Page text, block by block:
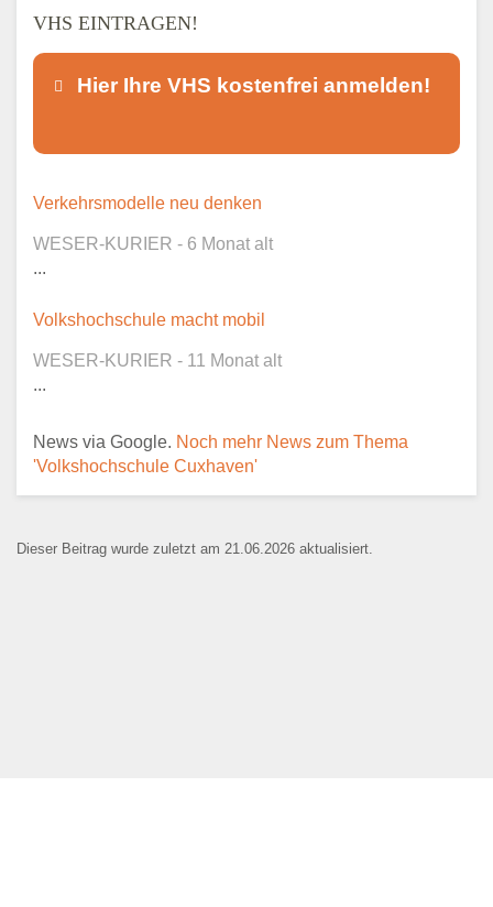
VHS EINTRAGEN!
Hier Ihre VHS kostenfrei anmelden!
Dieser Teil dient lediglich zur
öffentlich sichtbar.
Ansprechpartner*
E-Mail*
Verkehrsmodelle neu denken
WESER-KURIER - 6 Monat alt
...
Volkshochschule macht mobil
WESER-KURIER - 11 Monat alt
...
News via Google. Noch mehr News zum Thema
'Volkshochschule Cuxhaven'
Dieser Beitrag wurde zuletzt am 21.06.2026 aktualisiert.